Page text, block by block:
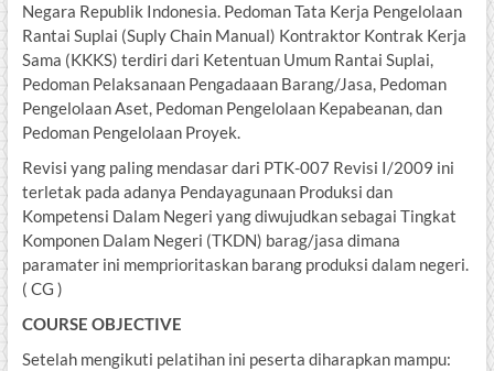
Negara Republik Indonesia. Pedoman Tata Kerja Pengelolaan
Rantai Suplai (Suply Chain Manual) Kontraktor Kontrak Kerja
Sama (KKKS) terdiri dari Ketentuan Umum Rantai Suplai,
Pedoman Pelaksanaan Pengadaaan Barang/Jasa, Pedoman
Pengelolaan Aset, Pedoman Pengelolaan Kepabeanan, dan
Pedoman Pengelolaan Proyek.
Revisi yang paling mendasar dari PTK-007 Revisi I/2009 ini
terletak pada adanya Pendayagunaan Produksi dan
Kompetensi Dalam Negeri yang diwujudkan sebagai Tingkat
Komponen Dalam Negeri (TKDN) barag/jasa dimana
paramater ini memprioritaskan barang produksi dalam negeri.
( CG )
COURSE OBJECTIVE
Setelah mengikuti pelatihan ini peserta diharapkan mampu: